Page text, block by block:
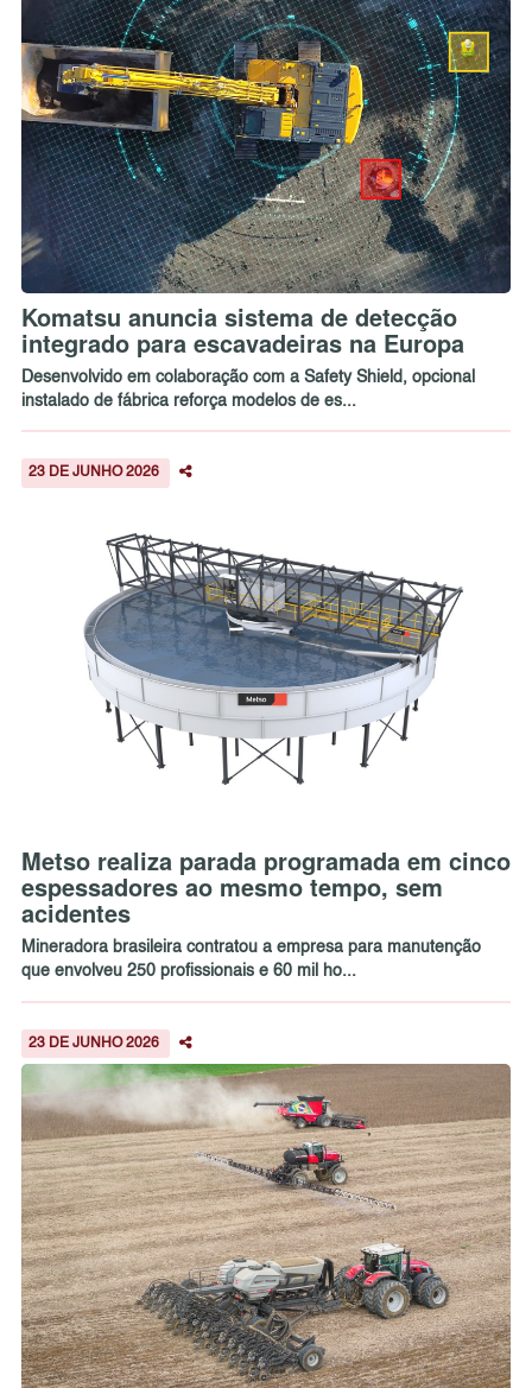
Komatsu anuncia sistema de detecção
integrado para escavadeiras na Europa
Desenvolvido em colaboração com a Safety Shield, opcional
instalado de fábrica reforça modelos de es...
23 DE JUNHO 2026
Metso realiza parada programada em cinco
espessadores ao mesmo tempo, sem
acidentes
Mineradora brasileira contratou a empresa para manutenção
que envolveu 250 profissionais e 60 mil ho...
23 DE JUNHO 2026